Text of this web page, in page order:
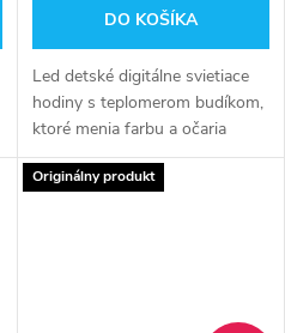
DO KOŠÍKA
Led detské digitálne svietiace
hodiny s teplomerom budíkom,
ktoré menia farbu a očaria
všetky detské oči.
Originálny produkt